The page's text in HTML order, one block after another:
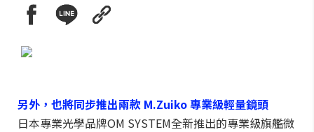
另外，也將同步推出兩款 M.Zuiko 專業級輕量鏡頭
日本專業光學品牌OM SYSTEM全新推出的專業級旗艦微